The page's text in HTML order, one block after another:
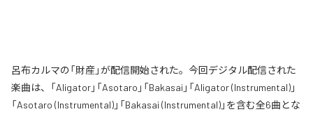
呂布カルマの「財産」が配信開始された。今回デジタル配信された
楽曲は、「Aligator」「Asotaro」「Bakasai」「Aligator (Instrumental)」
「Asotaro (Instrumental)」「Bakasai (Instrumental)」を含む全6曲とな